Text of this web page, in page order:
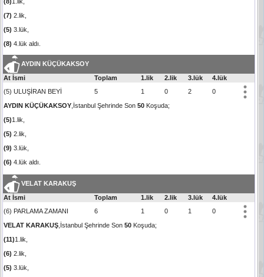
(7) 2.lik,
(5) 3.lük,
(8) 4.lük aldı.
AYDIN KÜÇÜKAKSOY
At İsmi Toplam 1.lik 2.lik 3.lük
4.lük
(5) ULUŞİRAN BEYİ
5 1 0 2
0
AYDIN KÜÇÜKAKSOY ,İstanbul Şehrinde Son50 Koşuda;
(5)1.lik,
(5) 2.lik,
(9) 3.lük,
(6) 4.lük aldı.
VELAT KARAKUŞ
At İsmi Toplam 1.lik 2.lik 3.lük
4.lük
(6) PARLAMA ZAMANI
6 1 0 1
0
VELAT KARAKUŞ ,İstanbul Şehrinde Son50 Koşuda;
(11)1.lik,
(6) 2.lik,
(5) 3.lük,